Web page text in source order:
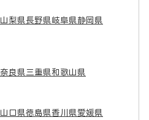
山梨県長野県岐阜県静岡県
奈良県 三重県和歌山県
山口県徳島県香川県愛媛県